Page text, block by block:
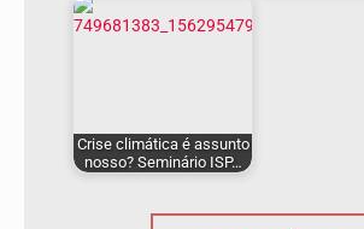
Crise climática é assunto
nosso? Seminário ISP…